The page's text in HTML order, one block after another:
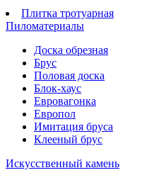
Плитка тротуарная
Пиломатериалы
Доска обрезная
Брус
Половая доска
Блок-хаус
Евровагонка
Европол
Имитация бруса
Клееный брус
Искусственный камень